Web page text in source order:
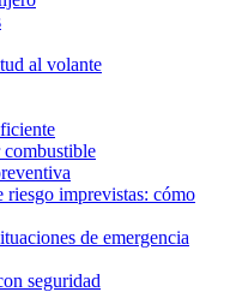
al volante
riesgo imprevistas: cómo
de emergencia
seguridad